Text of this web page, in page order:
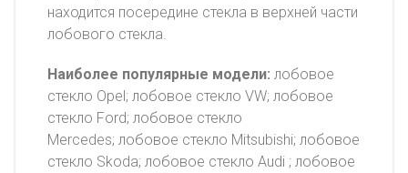
находится посередине стекла в верхней части
лобового стекла.
Наиболее популярные модели: лобовое
стекло Opel; лобовое стекло VW; лобовое
стекло Ford; лобовое стекло
Mercedes; лобовое стекло Mitsubishi; лобовое
стекло Skoda; лобовое стекло Audi ; лобовое